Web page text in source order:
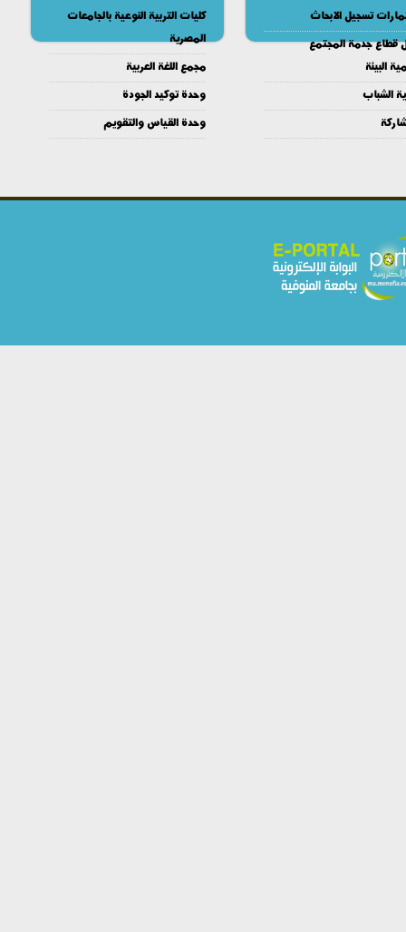
تسجيل الابحاث
قطاع جدمة المجتمع
البيئة
الشباب
كليات التربية النوعية بالجامعات
المصرية
مجمع اللغة العربية
وحدة توكيد الجودة
وحدة القياس والتقويم